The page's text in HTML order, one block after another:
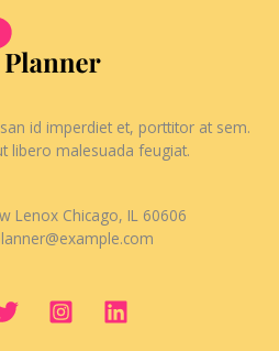
id imperdiet et, porttitor at sem.
libero malesuada feugiat.
Lenox Chicago, IL 60606